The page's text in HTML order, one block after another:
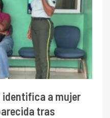
identifica a mujer
tras